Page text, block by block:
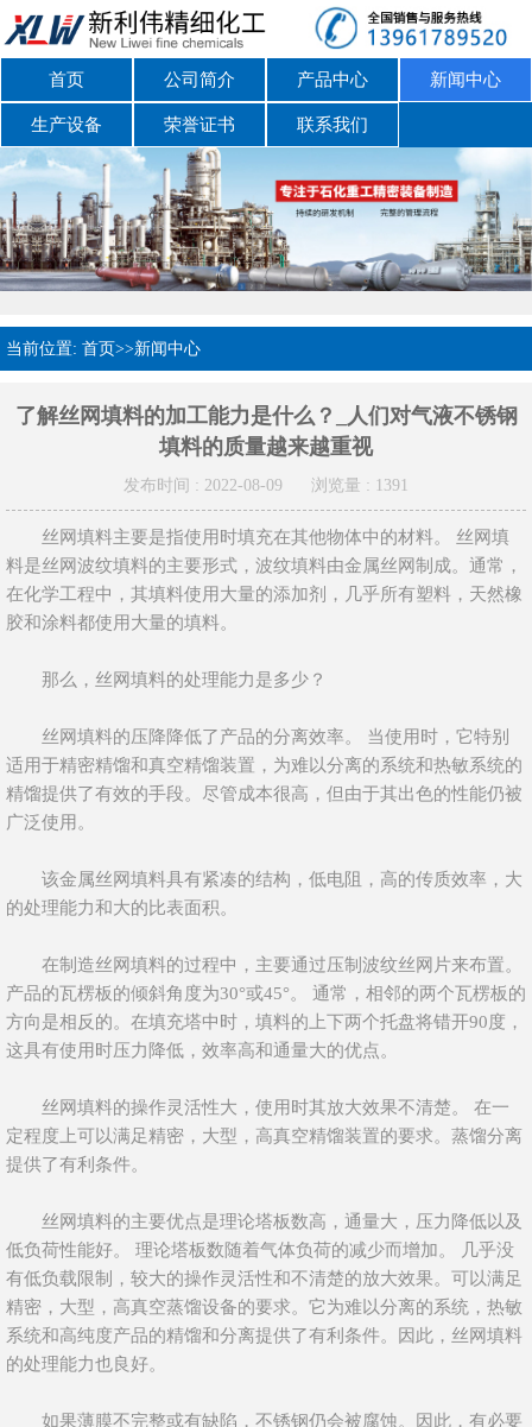
首页 公司简介 产品中心 新闻中心
生产设备 荣誉证书 联系我们
当前位置: 首页>>新闻中心
了解丝网填料的加工能力是什么？_人们对气液不锈钢
填料的质量越来越重视
发布时间 : 2022-08-09 浏览量 : 1391
丝网填料主要是指使用时填充在其他物体中的材料。 丝网填
料是丝网波纹填料的主要形式，波纹填料由金属丝网制成。通常，
在化学工程中，其填料使用大量的添加剂，几乎所有塑料，天然橡
胶和涂料都使用大量的填料。
那么，丝网填料的处理能力是多少？
丝网填料的压降降低了产品的分离效率。 当使用时，它特别
适用于精密精馏和真空精馏装置，为难以分离的系统和热敏系统的
精馏提供了有效的手段。尽管成本很高，但由于其出色的性能仍被
广泛使用。
该金属丝网填料具有紧凑的结构，低电阻，高的传质效率，大
的处理能力和大的比表面积。
在制造丝网填料的过程中，主要通过压制波纹丝网片来布置。
产品的瓦楞板的倾斜角度为30°或45°。 通常，相邻的两个瓦楞板的
方向是相反的。在填充塔中时，填料的上下两个托盘将错开90度，
这具有使用时压力降低，效率高和通量大的优点。
丝网填料的操作灵活性大，使用时其放大效果不清楚。 在一
定程度上可以满足精密，大型，高真空精馏装置的要求。蒸馏分离
提供了有利条件。
丝网填料的主要优点是理论塔板数高，通量大，压力降低以及
低负荷性能好。 理论塔板数随着气体负荷的减少而增加。 几乎没
有低负载限制，较大的操作灵活性和不清楚的放大效果。可以满足
精密，大型，高真空蒸馏设备的要求。它为难以分离的系统，热敏
系统和高纯度产品的精馏和分离提供了有利条件。因此，丝网填料
的处理能力也良好。
如果薄膜不完整或有缺陷，不锈钢仍会被腐蚀。因此，有必要